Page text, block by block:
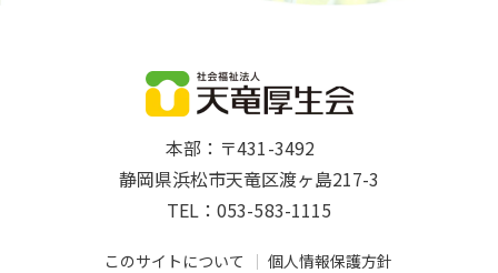
本部：〒431-3492
静岡県浜松市天竜区渡ヶ島217-3
TEL：053-583-1115
このサイトについて 個人情報保護方針